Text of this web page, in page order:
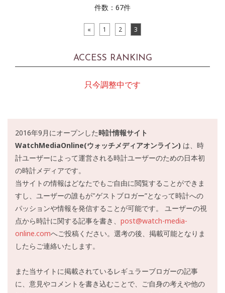
件数：67件
« 1 2 3
ACCESS RANKING
只今調整中です
2016年9月にオープンした時計情報サイト
WatchMediaOnline(ウォッチメディアオンライン) は、時
計ユーザーによって運営される時計ユーザーのための日本初
の時計メディアです。
当サイトの情報はどなたでもご自由に閲覧することができま
すし、ユーザーの誰もが"ゲストブロガー”となって時計への
パッションや情報を発信することが可能です。 ユーザーの視
点から時計に関する記事を書き、 post@watch-media-
online.comへご投稿ください。選考の後、掲載可能となりま
したらご連絡いたします。
また当サイトに掲載されているレギュラーブロガーの記事
に、意見やコメントを書き込むことで、ご自身の考えや他の